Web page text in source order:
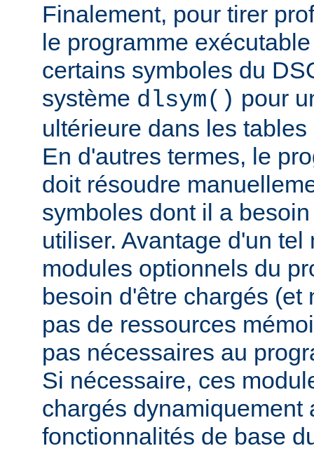
Finalement, pour tirer
le programme
certains symboles du
système dlsym() pour
ultérieure dans les
En d'autres termes, le
doit résoudre
symboles dont il a
utiliser. Avantage d'un
modules optionnels du
besoin d'être chargés (et
pas de ressources
pas nécessaires au
Si nécessaire, ces
chargés dynamiquement
fonctionnalités de base